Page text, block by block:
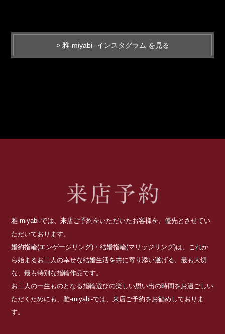
> 雅-miyabi- インスタグラム を見る
雅-miyabi-では、来店ご予約をいただいたお客様を、優先とさせてい
ただいております。
婚約指輪(エンゲージリング)・結婚指輪(マリッジリング)は、これか
ら始まるお二人の幸せな結婚生活を共に寄り添い遂げる、最も大切
な、最も特別な指輪作品です。
お二人の一生ものとなる指輪選びの楽しい思い出の時間をお過ごしい
ただくためにも、雅-miyabi-では、来店ご予約をお勧めしておりま
す。